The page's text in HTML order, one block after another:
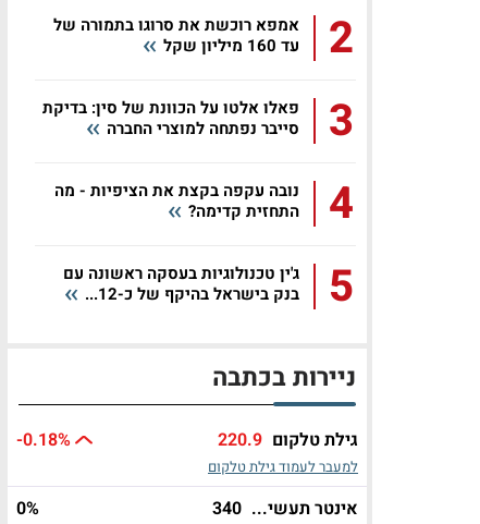
2
אמפא רוכשת את סרוגו בתמורה של
עד 160 מיליון שקל
3
פאלו אלטו על הכוונת של סין: בדיקת
סייבר נפתחה למוצרי החברה
4
נובה עקפה בקצת את הציפיות - מה
התחזית קדימה?
5
ג'ין טכנולוגיות בעסקה ראשונה עם
בנק בישראל בהיקף של כ-12...
ניירות בכתבה
גילת טלקום 220.9
-0.18%
למעבר לעמוד גילת טלקום
אינטר תעשי... 340
0%